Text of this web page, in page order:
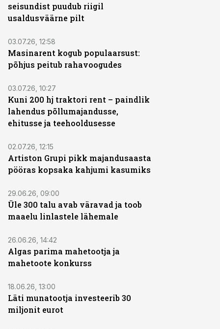
seisundist puudub riigil
usaldusväärne pilt
03.07.26, 12:58
Masinarent kogub populaarsust:
põhjus peitub rahavoogudes
03.07.26, 10:27
Kuni 200 hj traktori rent – paindlik
lahendus põllumajandusse,
ehitusse ja teehooldusesse
02.07.26, 12:15
Artiston Grupi pikk majandusaasta
pööras kopsaka kahjumi kasumiks
29.06.26, 09:00
Üle 300 talu avab väravad ja toob
maaelu linlastele lähemale
26.06.26, 14:42
Algas parima mahetootja ja
mahetoote konkurss
18.06.26, 13:00
Läti munatootja investeerib 30
miljonit eurot